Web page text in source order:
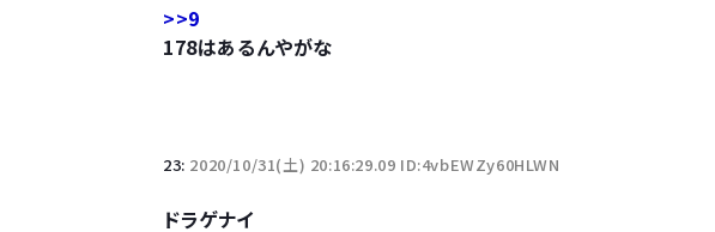
>>9
178はあるんやがな
23: 2020/10/31(土) 20:16:29.09 ID:4vbEWZy60HLWN
ドラゲナイ